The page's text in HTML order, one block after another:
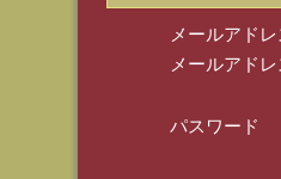
メールアドレ
メールアド
パスワード